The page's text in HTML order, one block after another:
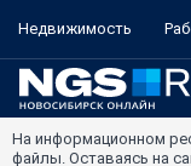
Недвижимость
На информационном
файлы. Оставаясь на